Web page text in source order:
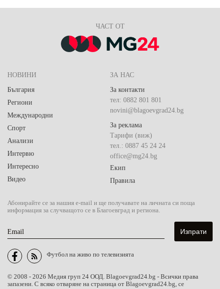
ЧАСТ ОТ
НОВИНИ
България
Региони
Международни
Спорт
Анализи
Интервю
Интересно
Видео
ЗА НАС
За контакти
тел: 0882 801 801
novini@blagoevgrad24.bg
За реклама
Тарифи (виж)
тел.: 0887 45 24 24
office@mg24.bg
Екип
Правила
Абонирайте се за нашия e-mail и ще получавате на личната си поща
информация за случващото се в Благоевград и региона.
Email
Футбол на живо по телевизията
© 2008 - 2026 Медия груп 24 ООД. Blagoevgrad24.bg - Всички права
запазени. С всяко отваряне на страница от Blagoevgrad24.bg, се